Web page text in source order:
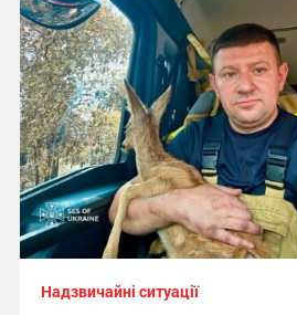
Надзвичайні ситуації